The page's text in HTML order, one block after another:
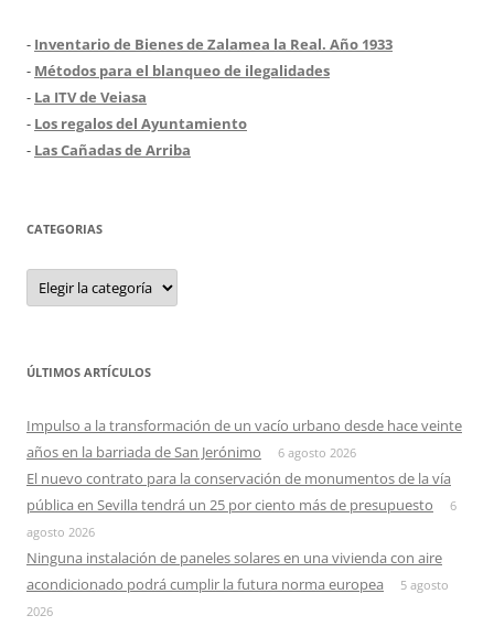
- Inventario de Bienes de Zalamea la Real. Año 1933
- Métodos para el blanqueo de ilegalidades
- La ITV de Veiasa
- Los regalos del Ayuntamiento
- Las Cañadas de Arriba
CATEGORIAS
Categorias
ÚLTIMOS ARTÍCULOS
Impulso a la transformación de un vacío urbano desde hace veinte
años en la barriada de San Jerónimo
6 agosto 2026
El nuevo contrato para la conservación de monumentos de la vía
pública en Sevilla tendrá un 25 por ciento más de presupuesto
6
agosto 2026
Ninguna instalación de paneles solares en una vivienda con aire
acondicionado podrá cumplir la futura norma europea
5 agosto
2026